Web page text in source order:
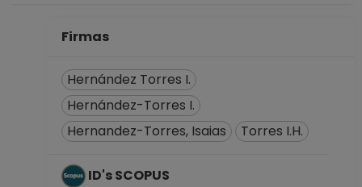
Firmas
Hernández Torres I.
Hernández-Torres I.
Hernandez-Torres, Isaias
Torres I.H.
ID's SCOPUS